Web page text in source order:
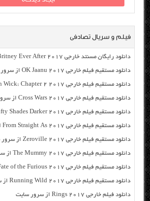
فیلم و سریال تصادفی
دانلود رایگان مسنتد خارجی Britney Ever After 2017 با لینک مستقیم
دانلود مستقیم فیلم خارجی OK Jaanu 2017 از سرور سایت
دانلود مستقیم فیلم خارجی John Wick: Chapter 2 2017 از سرور سایت
دانلود مستقیم فیلم خارجی Cross Wars 2017 از سرور سایت
دانلود مستقیم فیلم خارجی Fifty Shades Darker 2017 از سرور سایت
دانلود مستقیم فیلم خارجی From Straight As 2017 از سرور سایت
دانلود مستقیم فیلم خارجی Zeroville 2017 از سرور سایت
دانلود مستقیم فیلم خارجی The Mummy 2017 از سرور سایت
دانلود مستقیم فیلم خارجی The Fate of the Furious 2017 از سرور سایت
دانلود مستقیم فیلم خارجی Running Wild 2017 از سرور سایت
دانلود فیلم خارجی Rings 2017 از سرور سایت